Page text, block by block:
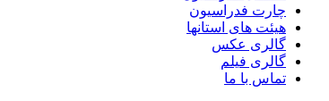
چارت فدراسیون
هیئت های استانها
گالری عکس
گالری فیلم
تماس با ما